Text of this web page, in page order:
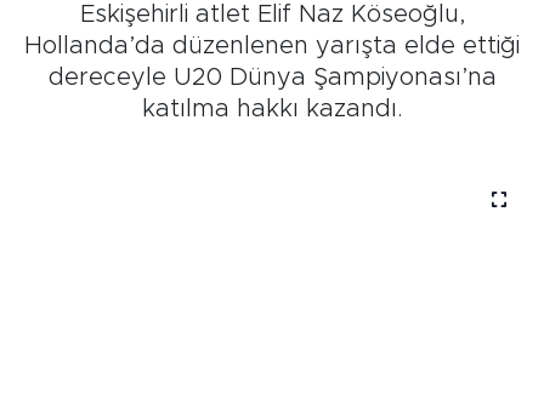
Eskişehirli atlet Elif Naz Köseoğlu,
Hollanda’da düzenlenen yarışta elde ettiği
dereceyle U20 Dünya Şampiyonası’na
katılma hakkı kazandı.